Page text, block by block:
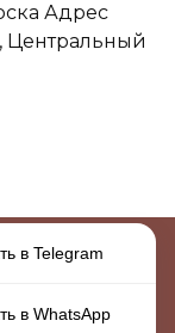
Адрес
Центральный
сайт,
данные о